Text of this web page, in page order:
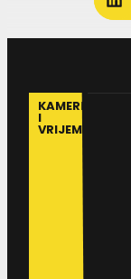
KAMERE
I
VRIJEME